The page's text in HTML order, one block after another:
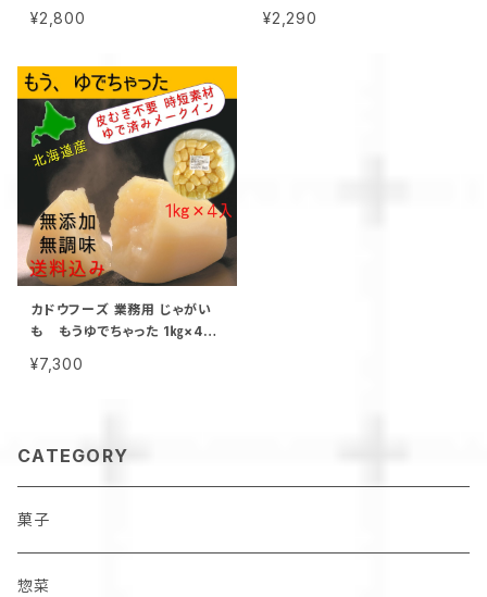
北海道 無添加 非常食 時短 サ
¥2,800
短 サステナブル
¥2,290
カドウフーズ 業務用 じゃがい
も もうゆでちゃった 1㎏×4パ
短 サステナブル
¥7,300
CATEGORY
菓子
惣菜